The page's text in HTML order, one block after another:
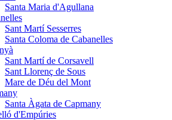
Santa Maria d'Agullana
Sant Martí Sesserres
Santa Coloma de Cabanelles
Sant Martí de Corsavell
Sant Llorenç de Sous
Mare de Déu del Mont
Santa Àgata de Capmany
d'Empúries